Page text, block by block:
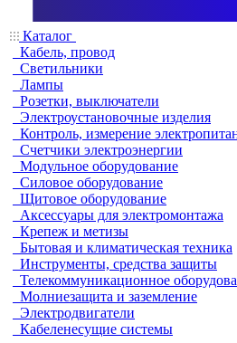
Каталог
Кабель, провод
Светильники
Лампы
Розетки, выключатели
Электроустановочные изделия
Контроль, измерение
Счетчики электроэнергии
Модульное оборудование
Силовое оборудование
Щитовое оборудование
Аксессуары для электромонтажа
Крепеж и метизы
Бытовая и климатическая техника
Инструменты, средства защиты
Телекоммуникационное
Молниезащита и заземление
Электродвигатели
Кабеленесущие системы